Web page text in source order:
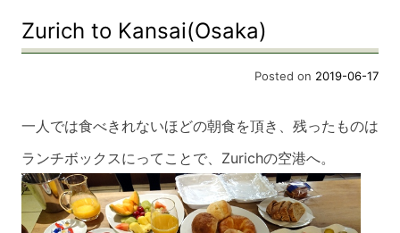
Zurich to Kansai(Osaka)
Posted on 2019-06-17
一人では食べきれないほどの朝食を頂き、残ったものは
ランチボックスにってことで、Zurichの空港へ。